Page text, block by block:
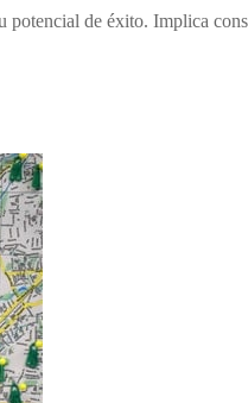
de éxito. Implica